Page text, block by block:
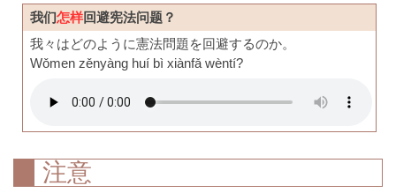
我们怎样回避宪法问题？
我々はどのように憲法問題を回避するのか。
Wǒmen zěnyàng huí bì xiànfǎ wèntí?
注意